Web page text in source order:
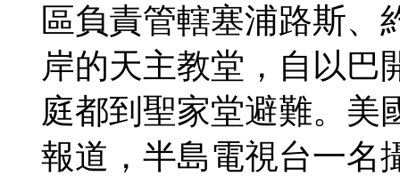
區負責管轄塞浦路斯、
岸的天主教堂，自以巴
庭都到聖家堂避難。美
報道，半島電視台一名